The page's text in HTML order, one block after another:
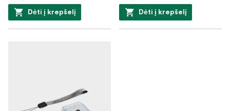
Dėti į krepšelį Dėti į krepšelį